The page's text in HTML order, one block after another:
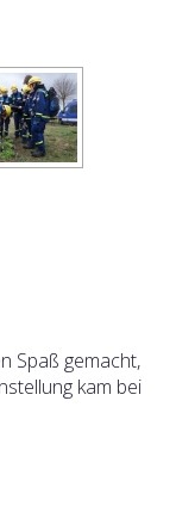
Spaß gemacht,
kam bei